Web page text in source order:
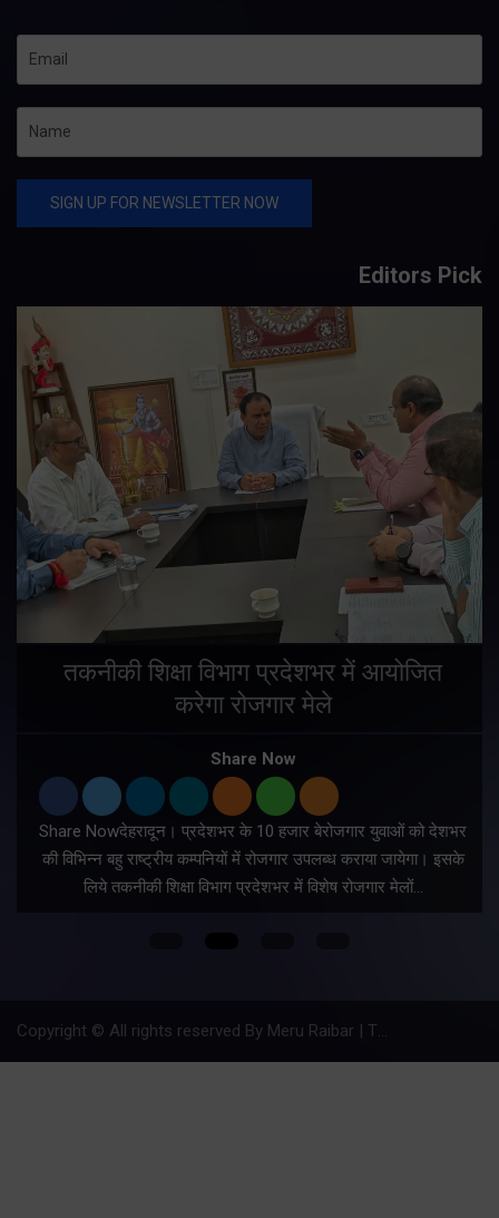
Editors Pick
तकनीकी शिक्षा विभाग प्रदेशभर में आयोजित
करेगा रोजगार मेले
Share Now
Share Nowदेहरादून। प्रदेशभर के 10 हजार बेरोजगार युवाओं को देशभर
की विभिन्न बहु राष्ट्रीय कम्पनियों में रोजगार उपलब्ध कराया जायेगा। इसके
लिये तकनीकी शिक्षा विभाग प्रदेशभर में विशेष रोजगार मेलों…
Copyright © All rights reserved By Meru Raibar | Theme by